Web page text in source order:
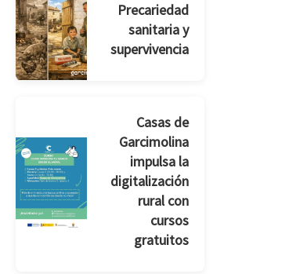
Precariedad
sanitaria y
supervivencia
Casas de
Garcimolina
impulsa la
digitalización
rural con
cursos
gratuitos